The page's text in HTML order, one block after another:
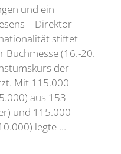
und ein
– Direktor
stiftet
Buchmesse (16.-20.
der
Mit 115.000
aus 153
und 115.000
legte …